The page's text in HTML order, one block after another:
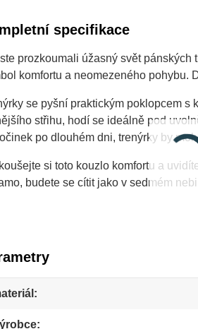
specifikace
prozkoumali úžasný svět
komfortu a neomezeného pohybu.
se pyšní praktickým poklopcem s
střihu, hodí se ideálně pod
po dlouhém dni, trenýrky by
si toto kouzlo komfortu a
budete se cítit jako v sedmém